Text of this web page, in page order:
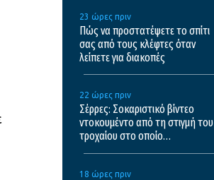
23 ώρες πριν
Πώς να προστατέψετε το σπίτι
σας από τους κλέφτες όταν
λείπετε για διακοπές
22 ώρες πριν
Σέρρες: Σοκαριστικό βίντεο
ντοκουμέντο από τη στιγμή του
τροχαίου στο οποίο
18 ώρες πριν